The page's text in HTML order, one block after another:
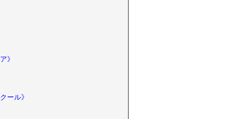
》
ール》